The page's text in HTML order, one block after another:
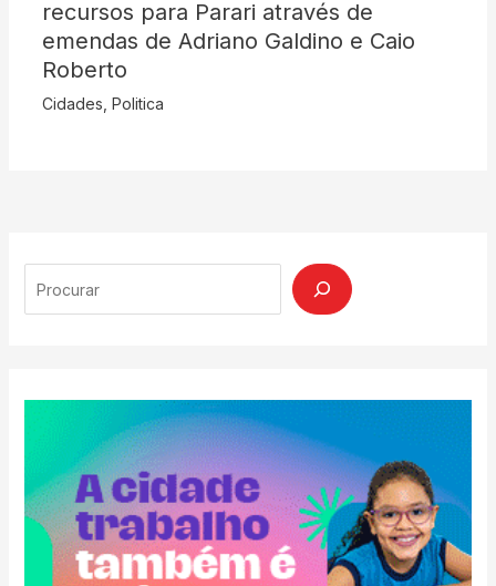
recursos para Parari através de
emendas de Adriano Galdino e Caio
Roberto
Cidades, Politica